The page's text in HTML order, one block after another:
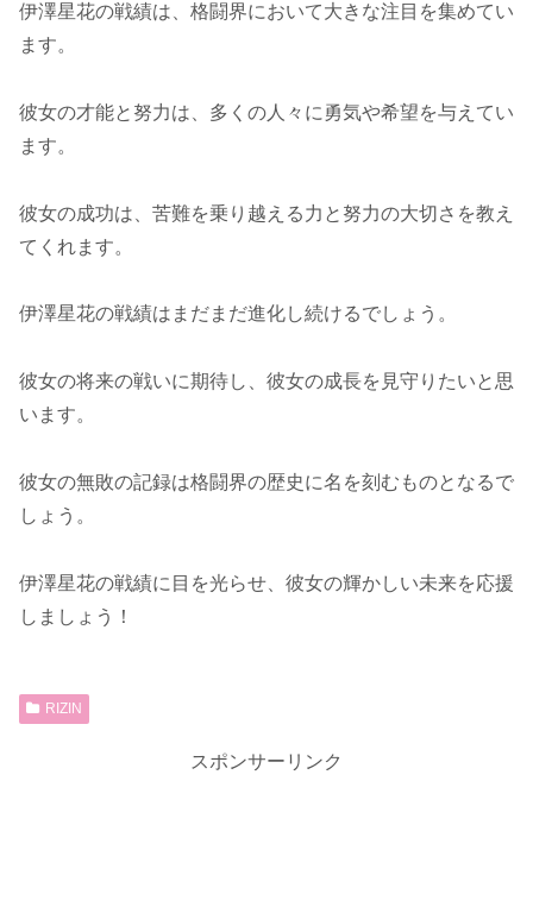
伊澤星花の戦績は、格闘界において大きな注目を集めてい
ます。
彼女の才能と努力は、多くの人々に勇気や希望を与えてい
ます。
彼女の成功は、苦難を乗り越える力と努力の大切さを教え
てくれます。
伊澤星花の戦績はまだまだ進化し続けるでしょう。
彼女の将来の戦いに期待し、彼女の成長を見守りたいと思
います。
彼女の無敗の記録は格闘界の歴史に名を刻むものとなるで
しょう。
伊澤星花の戦績に目を光らせ、彼女の輝かしい未来を応援
しましょう！
RIZIN
スポンサーリンク